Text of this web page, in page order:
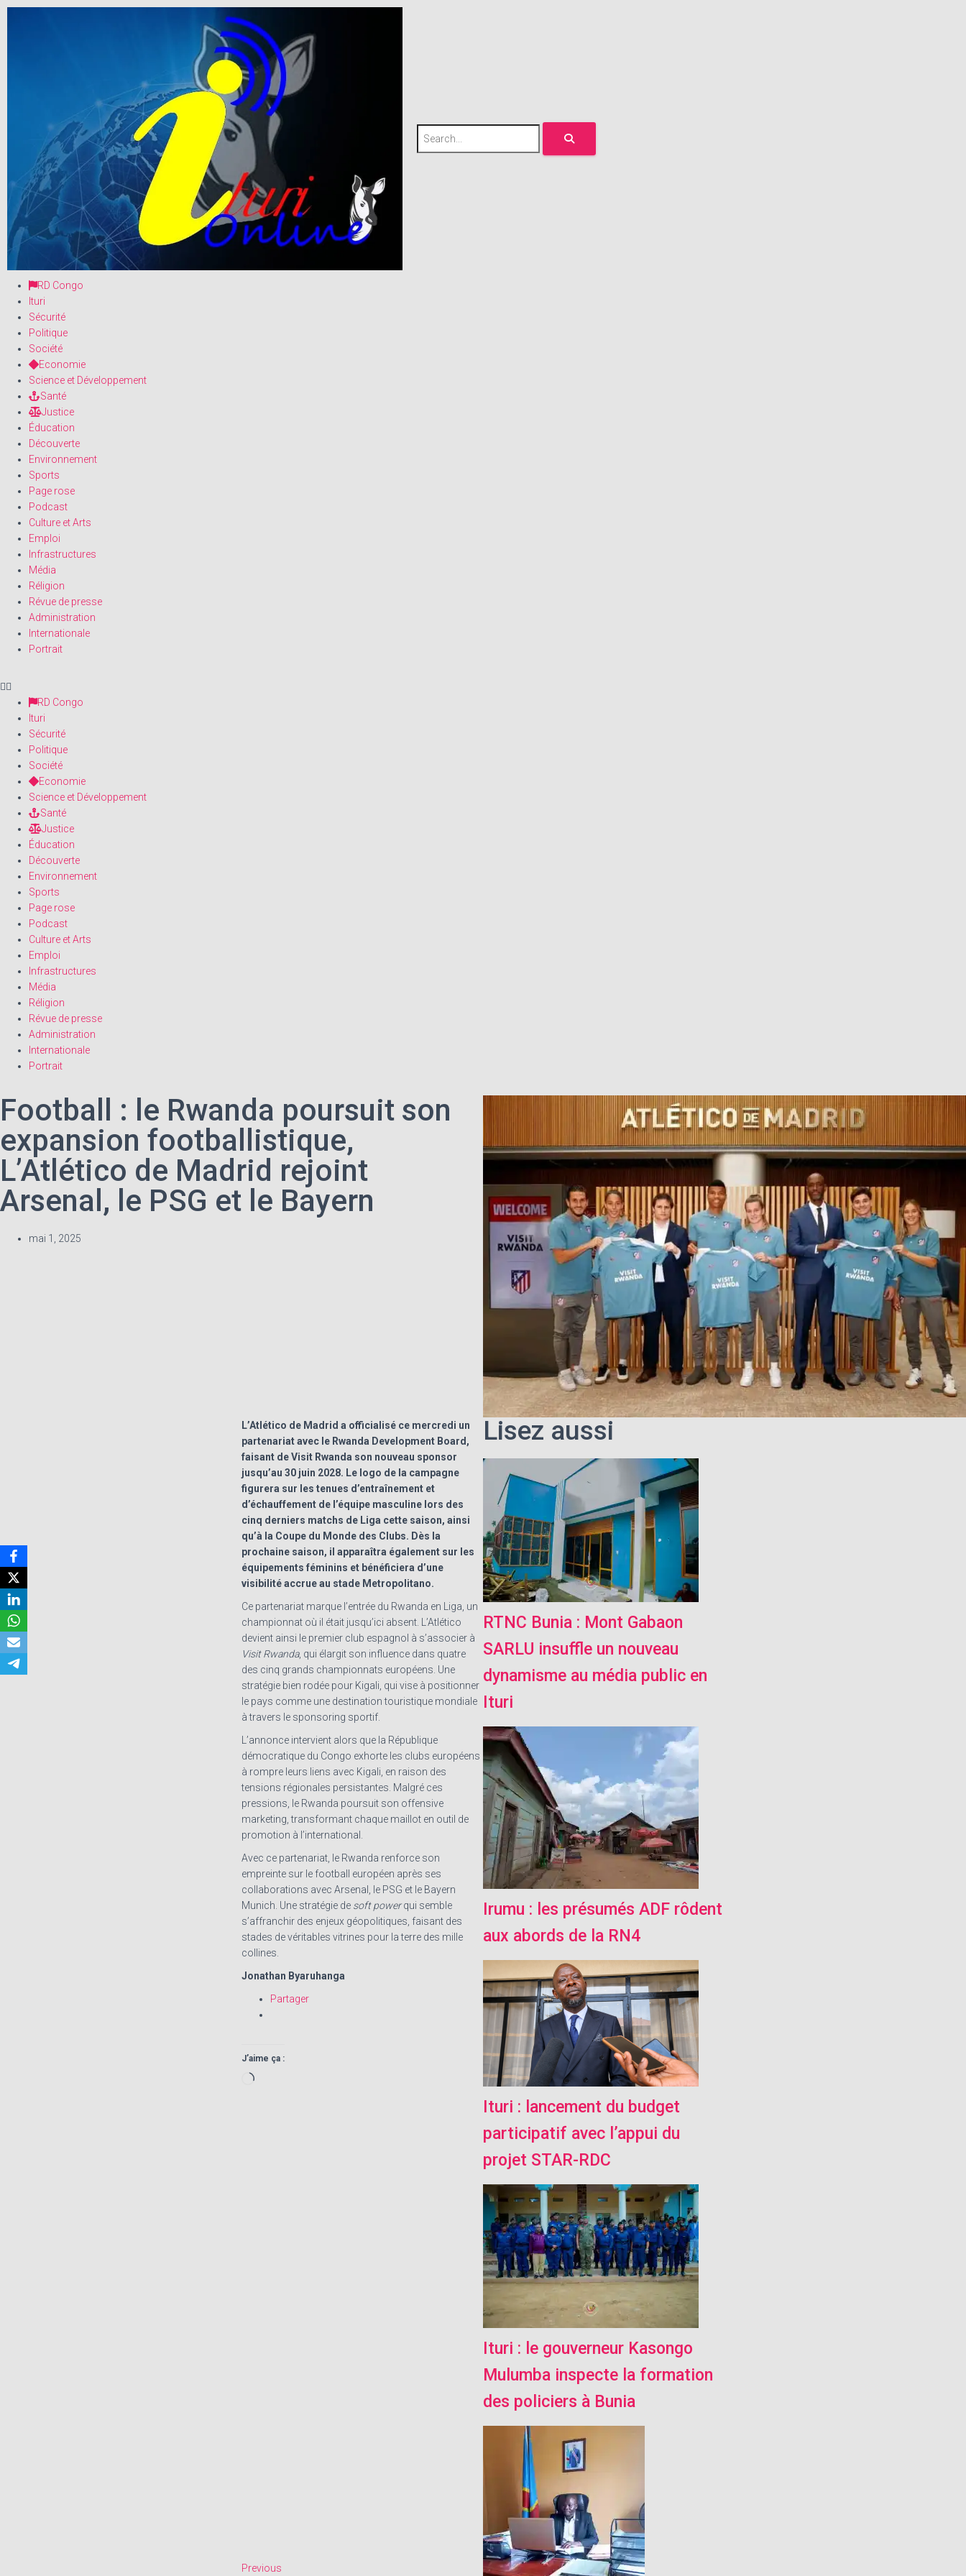
RD Congo
Ituri
Sécurité
Politique
Société
Economie
Science et Développement
Santé
Justice
Éducation
Découverte
Environnement
Sports
Page rose
Podcast
Culture et Arts
Emploi
Infrastructures
Média
Réligion
Révue de presse
Administration
Internationale
Portrait
RD Congo
Ituri
Sécurité
Politique
Société
Economie
Science et Développement
Santé
Justice
Éducation
Découverte
Environnement
Sports
Page rose
Podcast
Culture et Arts
Emploi
Infrastructures
Média
Réligion
Révue de presse
Administration
Internationale
Portrait
Football : le Rwanda poursuit son
expansion footballistique,
L’Atlético de Madrid rejoint
Arsenal, le PSG et le Bayern
mai 1, 2025
L’Atlético de Madrid a officialisé ce mercredi un
partenariat avec le Rwanda Development Board,
faisant de Visit Rwanda son nouveau sponsor
jusqu’au 30 juin 2028. Le logo de la campagne
figurera sur les tenues d’entraînement et
d’échauffement de l’équipe masculine lors des
cinq derniers matchs de Liga cette saison, ainsi
qu’à la Coupe du Monde des Clubs. Dès la
prochaine saison, il apparaîtra également sur les
équipements féminins et bénéficiera d’une
visibilité accrue au stade Metropolitano.
Ce partenariat marque l’entrée du Rwanda en Liga, un
championnat où il était jusqu’ici absent. L’Atlético
devient ainsi le premier club espagnol à s’associer à
Visit Rwanda, qui élargit son influence dans quatre
des cinq grands championnats européens. Une
stratégie bien rodée pour Kigali, qui vise à positionner
le pays comme une destination touristique mondiale
à travers le sponsoring sportif.
L’annonce intervient alors que la République
démocratique du Congo exhorte les clubs européens
à rompre leurs liens avec Kigali, en raison des
tensions régionales persistantes. Malgré ces
pressions, le Rwanda poursuit son offensive
marketing, transformant chaque maillot en outil de
promotion à l’international.
Avec ce partenariat, le Rwanda renforce son
empreinte sur le football européen après ses
collaborations avec Arsenal, le PSG et le Bayern
Munich. Une stratégie de soft powerqui semble
s’affranchir des enjeux géopolitiques, faisant des
stades de véritables vitrines pour la terre des mille
collines.
Jonathan Byaruhanga
Partager
J’aime ça :
Previous
Lisez aussi
RTNC Bunia : Mont Gabaon
SARLU insuffle un nouveau
dynamisme au média public en
Ituri
Irumu : les présumés ADF rôdent
aux abords de la RN4
Ituri : lancement du budget
participatif avec l’appui du
projet STAR-RDC
Ituri : le gouverneur Kasongo
Mulumba inspecte la formation
des policiers à Bunia